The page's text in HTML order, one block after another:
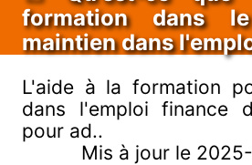
formation dans
maintien dans
L'aide à la formation
dans l'emploi finance
pour ad..
Mis à jour le